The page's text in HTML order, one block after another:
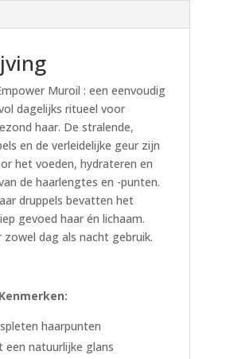
Muroil : een eenvoudig
dagelijks ritueel voor
haar. De stralende,
en de verleidelijke geur zijn
het voeden, hydrateren en
de haarlengtes en -punten.
druppels bevatten het
gevoed haar én lichaam.
zowel dag als nacht gebruik.
haarpunten
een natuurlijke glans